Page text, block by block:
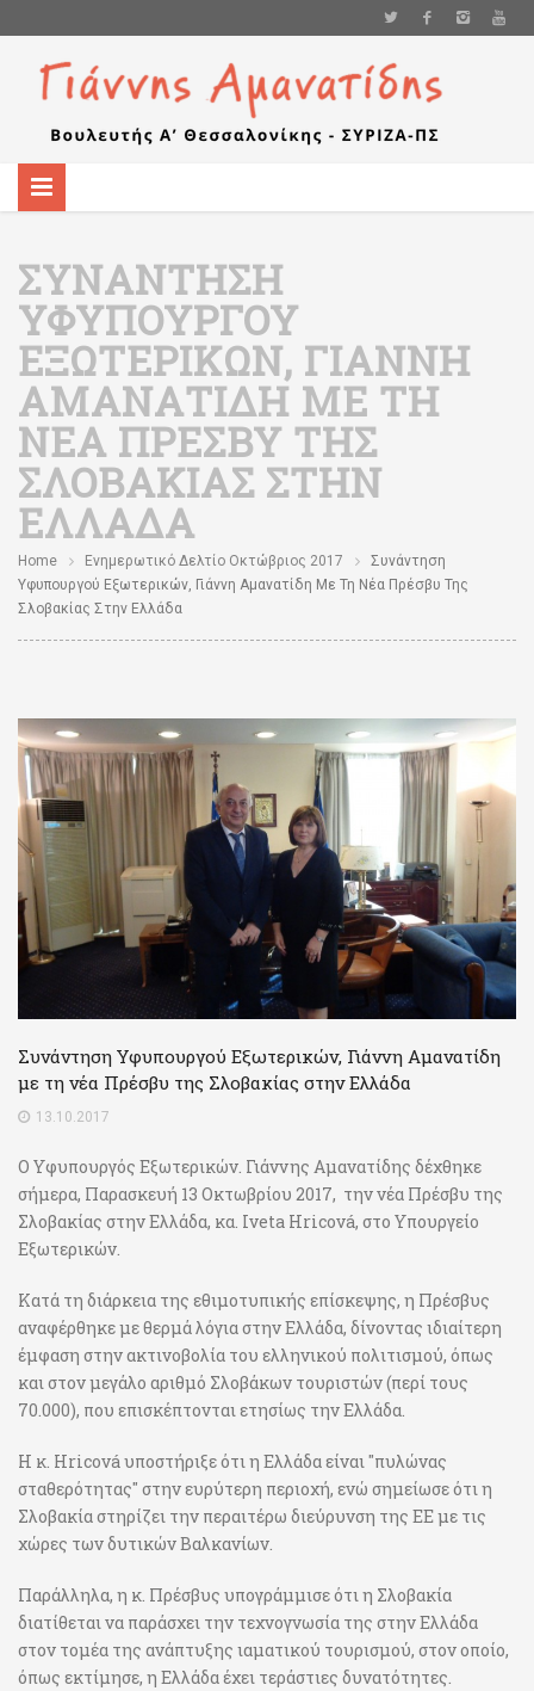
ΣΥΝΆΝΤΗΣΗ
ΥΦΥΠΟΥΡΓΟΎ
ΕΞΩΤΕΡΙΚΏΝ, ΓΙΆΝΝΗ
ΑΜΑΝΑΤΊΔΗ ΜΕ ΤΗ
ΝΈΑ ΠΡΈΣΒΥ ΤΗΣ
ΣΛΟΒΑΚΊΑΣ ΣΤΗΝ
ΕΛΛΆΔΑ
Home Ενημερωτικό Δελτίο Οκτώβριος 2017
Συνάντηση
Υφυπουργού Εξωτερικών, Γιάννη Αμανατίδη Με Τη Νέα Πρέσβυ Της
Σλοβακίας Στην Ελλάδα
Συνάντηση Υφυπουργού Εξωτερικών, Γιάννη Αμανατίδη
με τη νέα Πρέσβυ της Σλοβακίας στην Ελλάδα
13.10.2017
Ο Υφυπουργός Εξωτερικών. Γιάννης Αμανατίδης δέχθηκε
σήμερα, Παρασκευή 13 Οκτωβρίου 2017, την νέα Πρέσβυ της
Σλοβακίας στην Ελλάδα, κα. Iveta Hricová, στο Υπουργείο
Εξωτερικών.
Κατά τη διάρκεια της εθιμοτυπικής επίσκεψης, η Πρέσβυς
αναφέρθηκε με θερμά λόγια στην Ελλάδα, δίνοντας ιδιαίτερη
έμφαση στην ακτινοβολία του ελληνικού πολιτισμού, όπως
και στον μεγάλο αριθμό Σλοβάκων τουριστών (περί τους
70.000), που επισκέπτονται ετησίως την Ελλάδα.
Η κ. Hricová υποστήριξε ότι η Ελλάδα είναι "πυλώνας
σταθερότητας" στην ευρύτερη περιοχή, ενώ σημείωσε ότι η
Σλοβακία στηρίζει την περαιτέρω διεύρυνση της ΕΕ με τις
χώρες των δυτικών Βαλκανίων.
Παράλληλα, η κ. Πρέσβυς υπογράμμισε ότι η Σλοβακία
διατίθεται να παράσχει την τεχνογνωσία της στην Ελλάδα
στον τομέα της ανάπτυξης ιαματικού τουρισμού, στον οποίο,
όπως εκτίμησε, η Ελλάδα έχει τεράστιες δυνατότητες.